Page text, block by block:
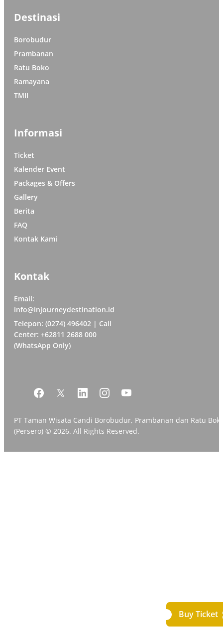
Buy Ticket
Destinasi
Borobudur
Prambanan
Ratu Boko
Ramayana
TMII
Informasi
Ticket
Kalender Event
Packages & Offers
Gallery
Berita
FAQ
Kontak Kami
Kontak
Email:
info@injourneydestination.id
Telepon: (0274) 496402 | Call
Center: +62811 2688 000
(WhatsApp Only)
PT Taman Wisata Candi Borobudur, Prambanan dan Ratu
(Persero) © 2026. All Rights Reserved.